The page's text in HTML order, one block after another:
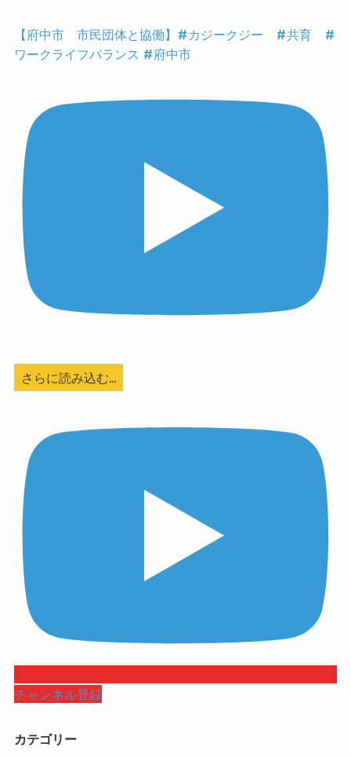
【府中市 市民団体と協働】#カジークジー #共育 #
ワークライフバランス #府中市
さらに読み込む...
チャンネル登録
カテゴリー